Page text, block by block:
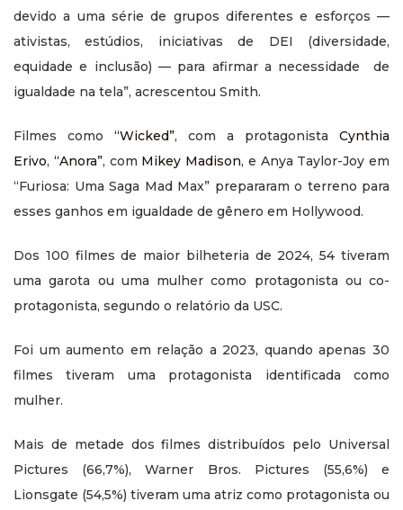
devido a uma série de grupos diferentes e esforços —
ativistas, estúdios, iniciativas de DEI (diversidade,
equidade e inclusão) — para afirmar a necessidade de
igualdade na tela”, acrescentou Smith.
Filmes como “Wicked”, com a protagonista Cynthia
Erivo, “Anora”, com Mikey Madison, e Anya Taylor-Joy em
“Furiosa: Uma Saga Mad Max” prepararam o terreno para
esses ganhos em igualdade de gênero em Hollywood.
Dos 100 filmes de maior bilheteria de 2024, 54 tiveram
uma garota ou uma mulher como protagonista ou co-
protagonista, segundo o relatório da USC.
Foi um aumento em relação a 2023, quando apenas 30
filmes tiveram uma protagonista identificada como
mulher.
Mais de metade dos filmes distribuídos pelo Universal
Pictures (66,7%), Warner Bros. Pictures (55,6%) e
Lionsgate (54,5%) tiveram uma atriz como protagonista ou